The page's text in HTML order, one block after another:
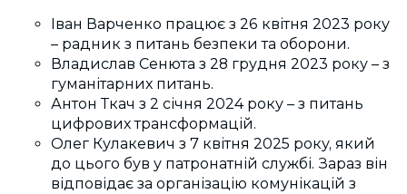
Іван Варченко працює з 26 квітня 2023 року
– радник з питань безпеки та оборони.
Владислав Сенюта з 28 грудня 2023 року – з
гуманітарних питань.
Антон Ткач з 2 січня 2024 року – з питань
цифрових трансформацій.
Олег Кулакевич з 7 квітня 2025 року, який
до цього був у патронатній службі. Зараз він
відповідає за організацію комунікацій з